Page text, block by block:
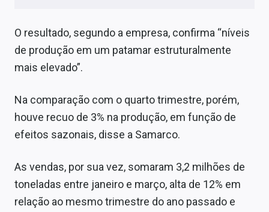
Conteúdo de Marca
Sobre
Contato
O resultado, segundo a empresa, confirma “níveis
de produção em um patamar estruturalmente
mais elevado”.
Na comparação com o quarto trimestre, porém,
houve recuo de 3% na produção, em função de
efeitos sazonais, disse a Samarco.
As vendas, por sua vez, somaram 3,2 milhões de
toneladas entre janeiro e março, alta de 12% em
relação ao mesmo trimestre do ano passado e